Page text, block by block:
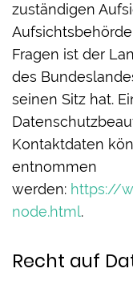
zuständigen
Fragen ist der
des
seinen Sitz hat.
Kontaktdaten
entnommen
werden: https://
node.html.
Recht auf